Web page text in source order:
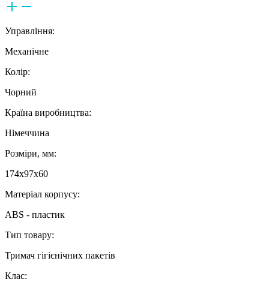
Управління:
Механічне
Колір:
Чорний
Країна виробництва:
Німеччина
Розміри, мм:
174х97х60
Матеріал корпусу:
ABS - пластик
Тип товару:
Тримач гігієнічних пакетів
Клас: